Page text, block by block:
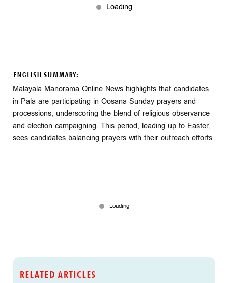
ENGLISH SUMMARY:
Malayala Manorama Online News highlights that candidates
in Pala are participating in Oosana Sunday prayers and
processions, underscoring the blend of religious observance
and election campaigning. This period, leading up to Easter,
sees candidates balancing prayers with their outreach efforts.
RELATED ARTICLES